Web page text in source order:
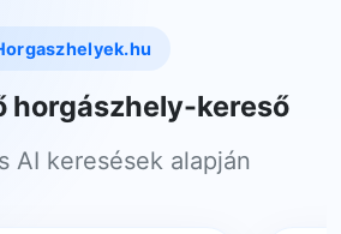
horgászhely-kereső
AI keresések alapján